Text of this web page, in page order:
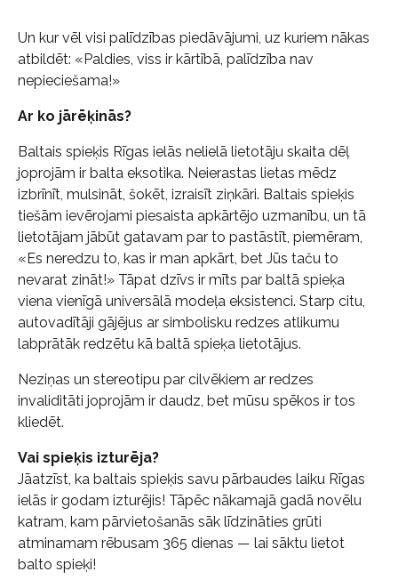
Un kur vēl visi palīdzības piedāvājumi, uz kuriem nākas
atbildēt: «Paldies, viss ir kārtībā, palīdzība nav
nepieciešama!»
Ar ko jārēķinās?
Baltais spieķis Rīgas ielās nelielā lietotāju skaita dēļ
joprojām ir balta eksotika. Neierastas lietas mēdz
izbrīnīt, mulsināt, šokēt, izraisīt ziņkāri. Baltais spieķis
tiešām ievērojami piesaista apkārtējo uzmanību, un tā
lietotājam jābūt gatavam par to pastāstīt, piemēram,
«Es neredzu to, kas ir man apkārt, bet Jūs taču to
nevarat zināt!» Tāpat dzīvs ir mīts par baltā spieķa
viena vienīgā universālā modeļa eksistenci. Starp citu,
autovadītāji gājējus ar simbolisku redzes atlikumu
labprātāk redzētu kā baltā spieķa lietotājus.
Neziņas un stereotipu par cilvēkiem ar redzes
invaliditāti joprojām ir daudz, bet mūsu spēkos ir tos
kliedēt.
Vai spieķis izturēja?
Jāatzīst, ka baltais spieķis savu pārbaudes laiku Rīgas
ielās ir godam izturējis! Tāpēc nākamajā gadā novēlu
katram, kam pārvietošanās sāk līdzināties grūti
atminamam rēbusam 365 dienas — lai sāktu lietot
balto spieķi!